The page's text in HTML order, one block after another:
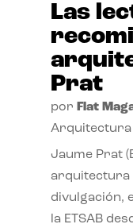
Las
Prat
por Flat
Arquitectura
Jaume Prat
arquitectura
divulgación,
la ETSAB